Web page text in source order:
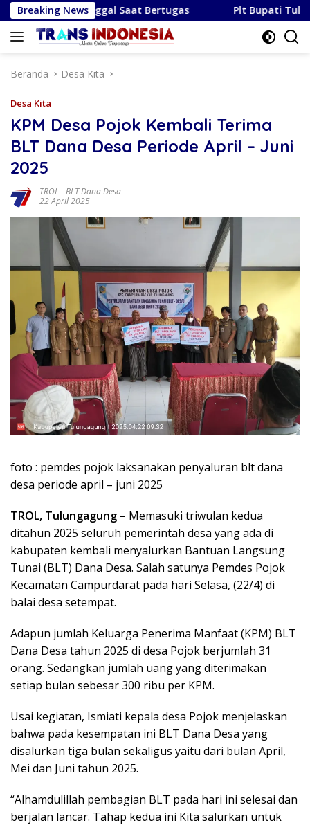
Langsung
ke
konten
Breaking News
Meninggal Saat Bertugas Plt Bupati Tulungagung
Beranda Desa Kita
Desa Kita
KPM Desa Pojok Kembali Terima
BLT Dana Desa Periode April – Juni
2025
TROL -BLT Dana Desa
22 April 2025
foto : pemdes pojok laksanakan penyaluran blt dana
desa periode april – juni 2025
TROL, Tulungagung – Memasuki triwulan kedua
ditahun 2025 seluruh pemerintah desa yang ada di
kabupaten kembali menyalurkan Bantuan Langsung
Tunai (BLT) Dana Desa. Salah satunya Pemdes Pojok
Kecamatan Campurdarat pada hari Selasa, (22/4) di
balai desa setempat.
Adapun jumlah Keluarga Penerima Manfaat (KPM) BLT
Dana Desa tahun 2025 di desa Pojok berjumlah 31
orang. Sedangkan jumlah uang yang diterimakan
setiap bulan sebesar 300 ribu per KPM.
Usai kegiatan, Ismiati kepala desa Pojok menjelaskan
bahwa pada kesempatan ini BLT Dana Desa yang
disalurkan tiga bulan sekaligus yaitu dari bulan April,
Mei dan Juni tahun 2025.
“Alhamdulillah pembagian BLT pada hari ini selesai dan
berjalan lancar. Tahap kedua ini Kita salurkan untuk